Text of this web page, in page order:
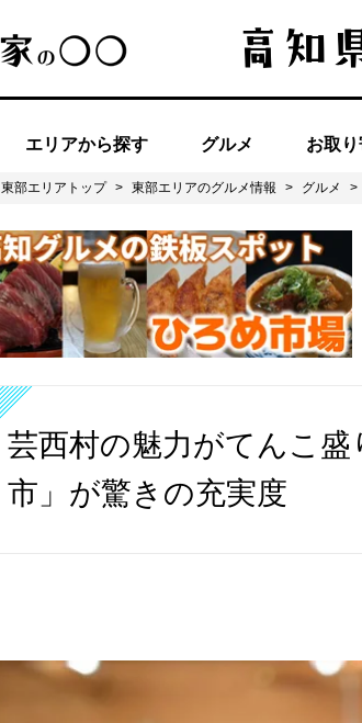
エリアから探す グルメ お取
東部エリアトップ > 東部エリアのグルメ情報 > グルメ >
芸西村の魅力がてんこ
市」が驚きの充実度